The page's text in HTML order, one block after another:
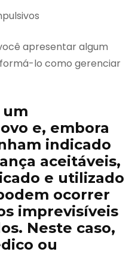
apresentar algum
lo como gerenciar
um
e, embora
indicado
aceitáveis,
e utilizado
ocorrer
imprevisíveis
Neste caso,
ou